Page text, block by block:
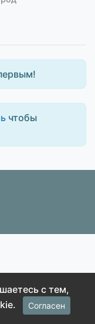
чтобы
с тем,
Согласен